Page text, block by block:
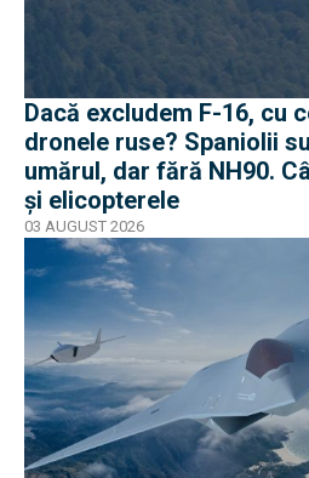
Dacă excludem F-16, cu
dronele ruse? Spaniolii
umărul, dar fără NH90.
și elicopterele
03 AUGUST 2026